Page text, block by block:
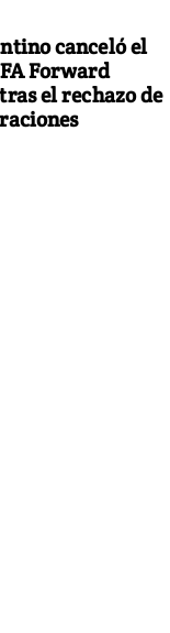
canceló el
Forward
el rechazo de